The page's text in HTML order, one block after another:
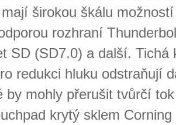
ši­ro­kou škálu
roz­hra­ní
SD (SD7.0) a další. Tichá
re­duk­ci hluku od­st­raňují
by mohly pře­ru­šit tvůr­čí
krytý sklem